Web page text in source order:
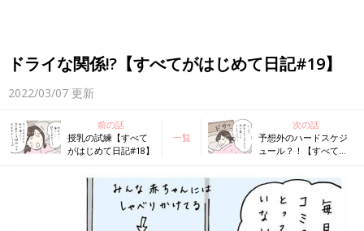
ドライな関係!?【すべてがはじめて日記#19】
2022/03/07 更新
前の話
授乳の試練【すべて
がはじめて日記#18】
一覧
次の話
予想外のハードスケジ
ュール？！【すべてが